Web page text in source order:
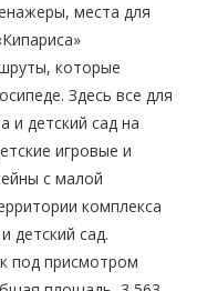
места для
которые
Здесь все для
и детский сад на
игровые и
с малой
комплекса
детский сад.
под присмотром